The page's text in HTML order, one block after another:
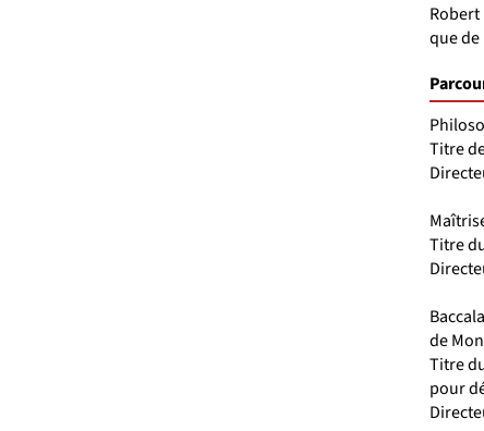
que
Titre
Titre
de
Titre
pour